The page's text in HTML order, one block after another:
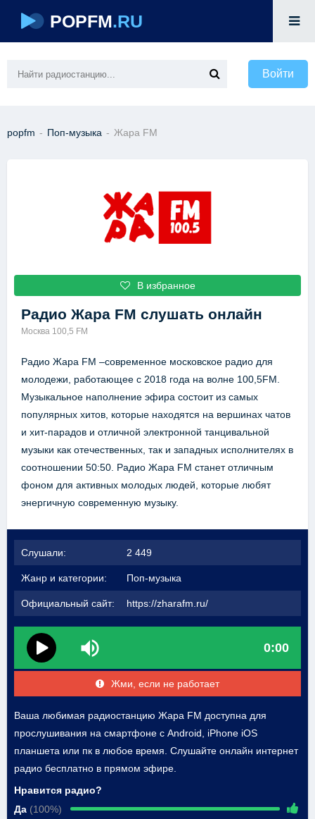
POPFM.RU
Войти
popfm - Поп-музыка - Жара FM
В избранное
Радио Жара FM слушать онлайн
Москва 100,5 FM
Радио Жара FM –современное московское радио для
молодежи, работающее с 2018 года на волне 100,5FM.
Музыкальное наполнение эфира состоит из самых
популярных хитов, которые находятся на вершинах чатов
и хит-парадов и отличной электронной танцивальной
музыки как отечественных, так и западных исполнителях в
соотношении 50:50. Радио Жара FM станет отличным
фоном для активных молодых людей, которые любят
энергичную современную музыку.
Слушали: 2 449
Жанр и категории: Поп-музыка
Официальный сайт: https://zharafm.ru/
0:00
Жми, если не работает
Ваша любимая радиостанцию Жара FM доступна для
прослушивания на смартфоне с Android, iPhone iOS
планшета или пк в любое время. Слушайте онлайн интернет
радио бесплатно в прямом эфире.
Нравится радио?
Да (100%)